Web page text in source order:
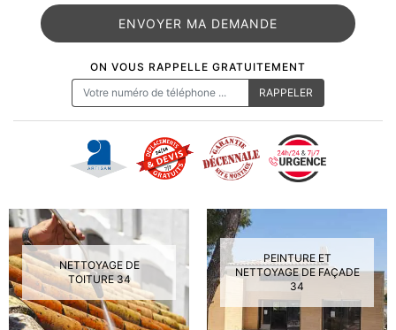
ON VOUS RAPPELLE GRATUITEMENT
NETTOYAGE DE
TOITURE 34
PEINTURE ET
NETTOYAGE DE FAÇADE
34